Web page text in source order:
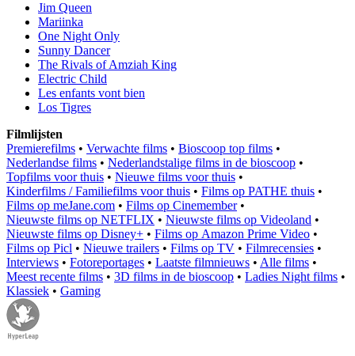
Jim Queen
Mariinka
One Night Only
Sunny Dancer
The Rivals of Amziah King
Electric Child
Les enfants vont bien
Los Tigres
Filmlijsten
Premierefilms • Verwachte films • Bioscoop top films •
Nederlandse films • Nederlandstalige films in de bioscoop •
Topfilms voor thuis • Nieuwe films voor thuis •
Kinderfilms / Familiefilms voor thuis • Films op PATHE thuis •
Films op meJane.com • Films op Cinemember•
Nieuwste films op NETFLIX • Nieuwste films op Videoland •
Nieuwste films op Disney+ • Films op Amazon Prime Video •
Films op Picl • Nieuwe trailers • Films op TV • Filmrecensies •
Interviews • Fotoreportages • Laatste filmnieuws • Alle films •
Meest recente films • 3D films in de bioscoop • Ladies Night films •
Klassiek • Gaming